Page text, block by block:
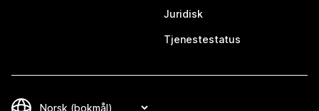
Juridisk
Tjenestestatus